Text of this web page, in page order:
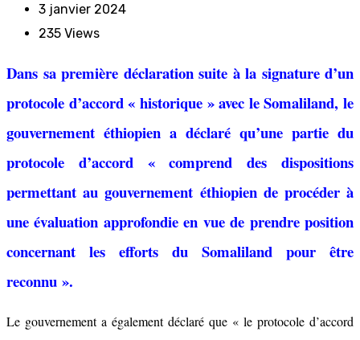
3 janvier 2024
235 Views
Dans sa première déclaration suite à la signature d’un
protocole d’accord « historique » avec le Somaliland, le
gouvernement éthiopien a déclaré qu’une partie du
protocole d’accord « comprend des dispositions
permettant au gouvernement éthiopien de procéder à
une évaluation approfondie en vue de prendre position
concernant les efforts du Somaliland pour être
reconnu ».
Le gouvernement a également déclaré que « le protocole d’accord